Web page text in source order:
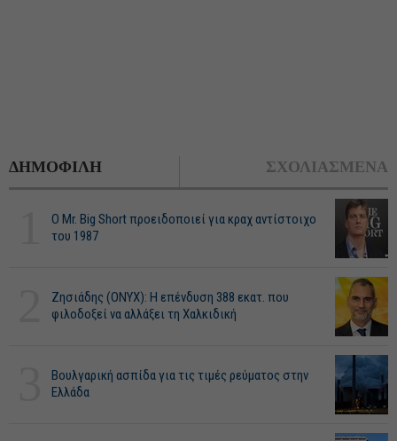
ΔΗΜΟΦΙΛΗ ΣΧΟΛΙΑΣΜΕΝΑ
O Mr. Big Short προειδοποιεί για κραχ αντίστοιχο
του 1987
Ζησιάδης (ONYX): Η επένδυση 388 εκατ. που
φιλοδοξεί να αλλάξει τη Χαλκιδική
Βουλγαρική ασπίδα για τις τιμές ρεύματος στην
Ελλάδα